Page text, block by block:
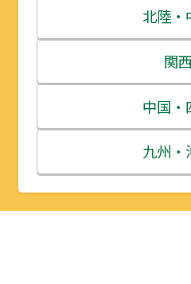
青森
岩手県
宮城
秋田
山形
茨城
栃木県
群馬
埼玉
千葉
北陸・
新潟県
富山
石川
福井
関西
三重
滋賀
京都
中国・
鳥取
島根
九州・
福岡